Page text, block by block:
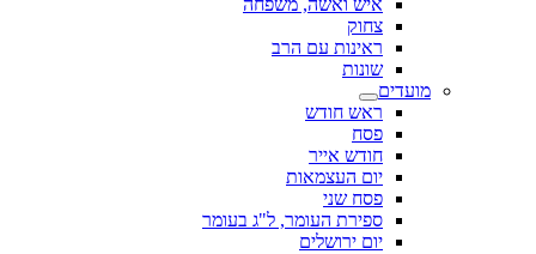
איש ואשה, משפחה
צחוק
ראינות עם הרב
שונות
מועדים
ראש חודש
פסח
חודש אייר
יום העצמאות
פסח שני
ספירת העומר, ל"ג בעומר
יום ירושלים